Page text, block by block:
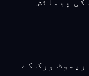
ریموٹ ورک کے